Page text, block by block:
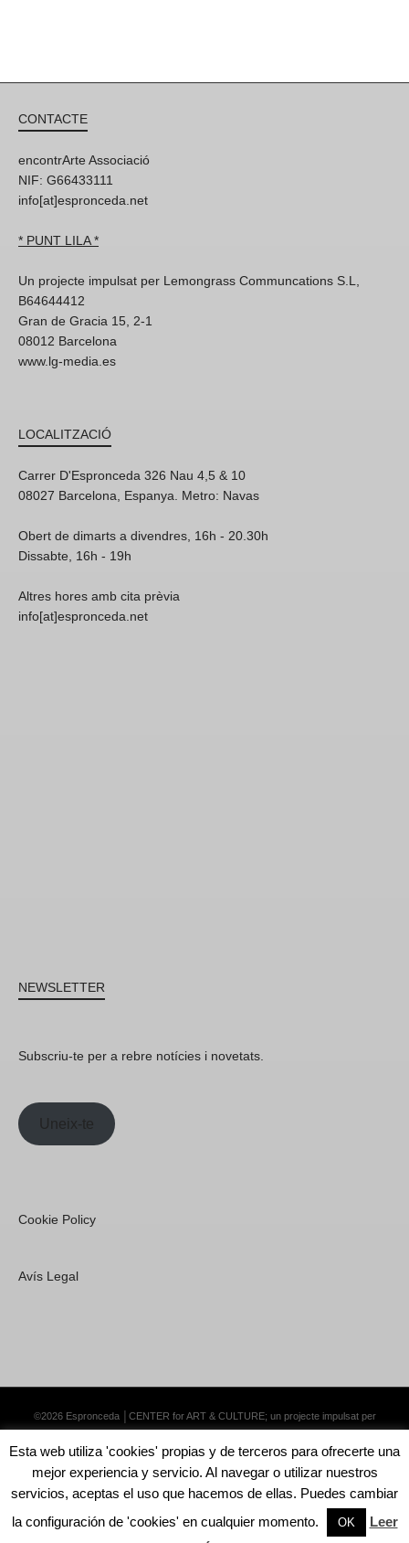
CONTACTE
encontrArte Associació
NIF: G66433111
info[at]espronceda.net
* PUNT LILA *
Un projecte impulsat per Lemongrass Communcations S.L,
B64644412
Gran de Gracia 15, 2-1
08012 Barcelona
www.lg-media.es
LOCALITZACIÓ
Carrer D'Espronceda 326 Nau 4,5 & 10
08027 Barcelona, Espanya. Metro: Navas
Obert de dimarts a divendres, 16h - 20.30h
Dissabte, 16h - 19h
Altres hores amb cita prèvia
info[at]espronceda.net
NEWSLETTER
Subscriu-te per a rebre notícies i novetats.
Uneix-te
Cookie Policy
Avís Legal
©2026 Espronceda │CENTER for ART & CULTURE; un projecte impulsat per
Esta web utiliza 'cookies' propias y de terceros para ofrecerte una
mejor experiencia y servicio. Al navegar o utilizar nuestros
servicios, aceptas el uso que hacemos de ellas. Puedes cambiar
la configuración de 'cookies' en cualquier momento.
OK
Leer
English Català Español